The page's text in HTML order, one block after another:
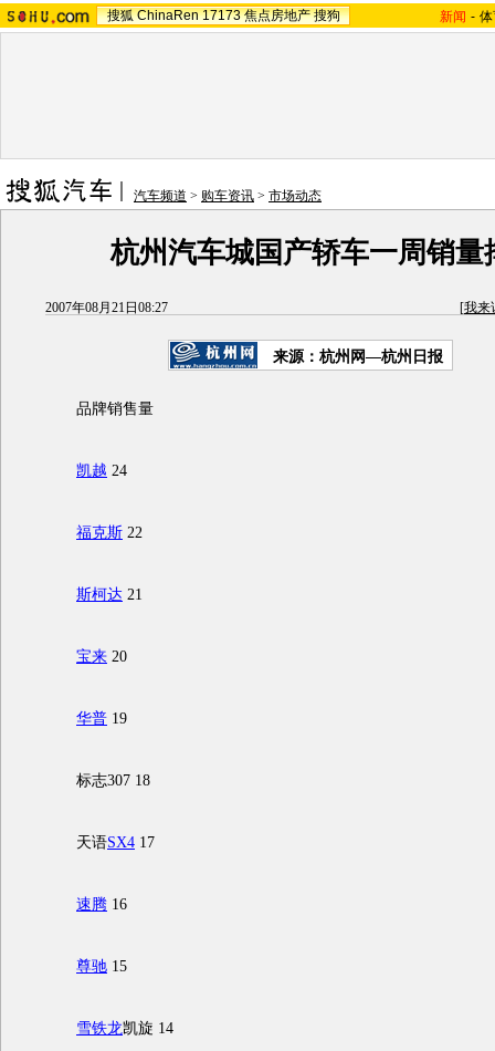
搜狐 ChinaRen 17173 焦点房地产 搜狗 新闻 -
汽车频道 > 购车资讯 > 市场动态
杭州汽车城国产轿车一周销量
2007年08月21日08:27 [我来
来源：杭州网—杭州日报
品牌销售量
凯越 24
福克斯 22
斯柯达 21
宝来 20
华普 19
标志307 18
天语SX4 17
速腾 16
尊驰 15
雪铁龙凯旋 14